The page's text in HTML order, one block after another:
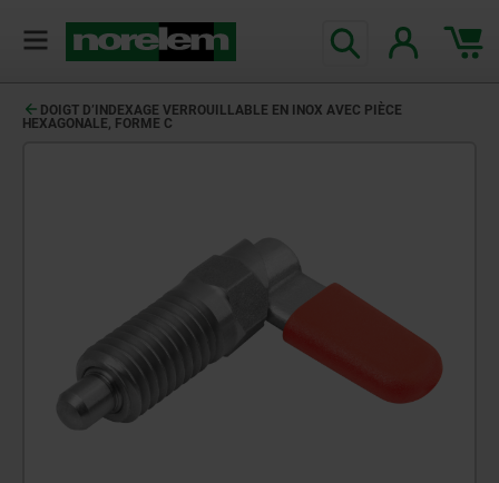
DOIGT D’INDEXAGE VERROUILLABLE EN INOX AVEC PIÈCE
HEXAGONALE, FORME C